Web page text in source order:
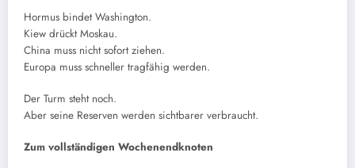
Hormus bindet Washington.
Kiew drückt Moskau.
China muss nicht sofort ziehen.
Europa muss schneller tragfähig werden.
Der Turm steht noch.
Aber seine Reserven werden sichtbarer verbraucht.
Zum vollständigen Wochenendknoten